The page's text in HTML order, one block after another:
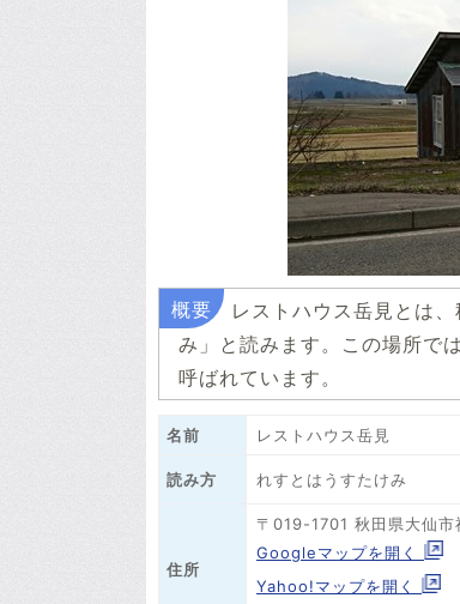
レストハウス岳見とは
み」と読みます。この場所で
呼ばれています。
名前 レストハウス岳見
読み方 れすとはうすたけみ
住所
〒019-1701 秋田県大仙市
Googleマップを開く
Yahoo!マップを開く